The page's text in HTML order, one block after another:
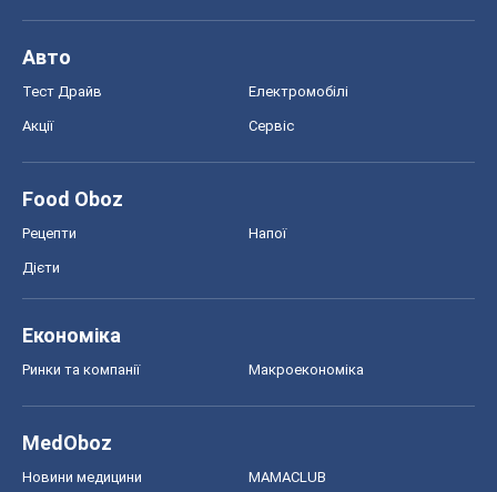
Авто
Тест Драйв Електромобілі
Акції Сервіс
Food Oboz
Рецепти Напої
Дієти
Економіка
Ринки та компанії Макроекономіка
MedOboz
Новини медицини MAMACLUB